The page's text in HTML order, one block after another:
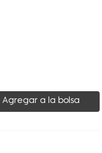
Agregar a la bolsa